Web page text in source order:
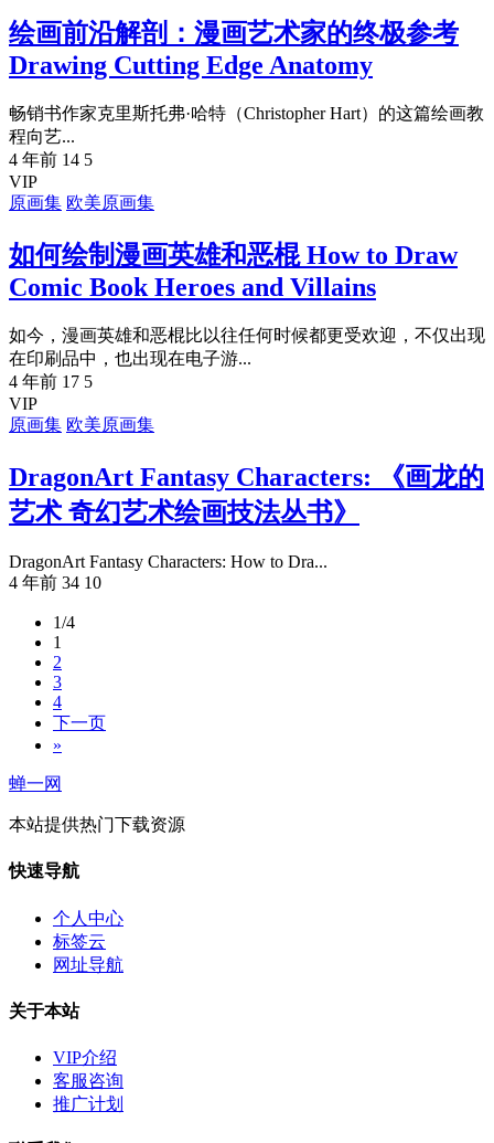
绘画前沿解剖：漫画艺术家的终极参考
Drawing Cutting Edge Anatomy
畅销书作家克里斯托弗·哈特（Christopher Hart）的这篇绘画教
程向艺...
4 年前 14 5
VIP
原画集 欧美原画集
如何绘制漫画英雄和恶棍 How to Draw
Comic Book Heroes and Villains
如今，漫画英雄和恶棍比以往任何时候都更受欢迎，不仅出现
在印刷品中，也出现在电子游...
4 年前 17 5
VIP
原画集 欧美原画集
DragonArt Fantasy Characters: 《画龙的
艺术 奇幻艺术绘画技法丛书》
DragonArt Fantasy Characters: How to Dra...
4 年前 34 10
1/4
1
2
3
4
下一页
»
蝉一网
本站提供热门下载资源
快速导航
个人中心
标签云
网址导航
关于本站
VIP介绍
客服咨询
推广计划